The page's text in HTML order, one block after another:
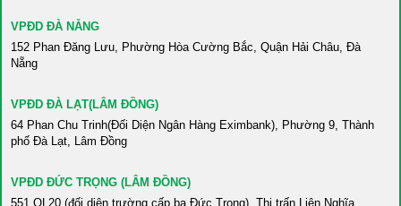
Số 2 Võ Nguyên Giáp, Tổ 1, Phường Sông Cầu, Thành phố Bắc Kạn,
Bắc Kạn
420 An Dương Vương, Phường Thái Bình, Thành phố Hòa Bình, Hòa
Bình
Gần Trường ĐH Sư Phạm Kỹ Thuật Hưng Yên, Xã Dân Tiến, Huyện
Khoái Châu, Hưng Yên
VPĐD ĐÀ NẴNG
152 Phan Đăng Lưu, Phường Hòa Cường Bắc, Quận Hải Châu, Đà
Nẵng
VPĐD ĐÀ LẠT(LÂM ĐỒNG)
64 Phan Chu Trinh(Đối Diện Ngân Hàng Eximbank), Phường 9, Thành
phố Đà Lạt, Lâm Đồng
VPĐD ĐỨC TRỌNG (LÂM ĐỒNG)
551 QL20 (đối diện trường cấp ba Đức Trọng), Thị trấn Liên Nghĩa,